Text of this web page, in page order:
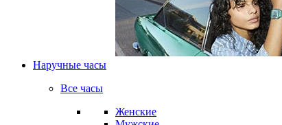
Наручные часы
Все часы
Женские